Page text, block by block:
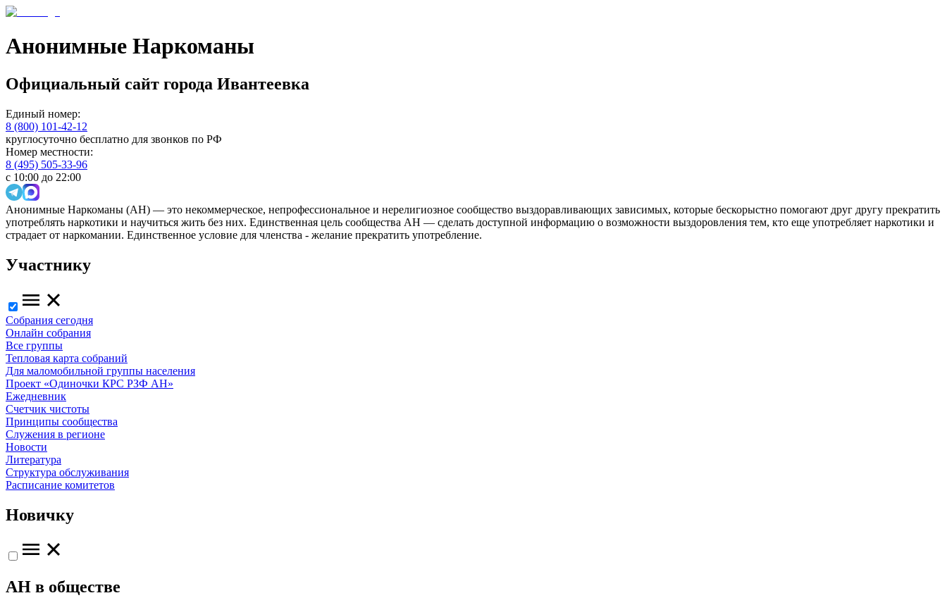
Анонимные Наркоманы
Официальный сайт города Ивантеевка
Единый номер:
8 (800) 101-42-12
круглосуточно бесплатно для звонков по РФ
Номер местности:
8 (495) 505-33-96
с 10:00 до 22:00
Анонимные Наркоманы (АН) — это некоммерческое, непрофессиональное и нерелигиозное сообщество выздоравливающих зависимых, которые бескорыстно помогают друг другу прекратить
употреблять наркотики и научиться жить без них. Единственная цель сообщества АН — сделать доступной информацию о возможности выздоровления тем, кто еще употребляет наркотики и
страдает от наркомании. Единственное условие для членства - желание прекратить употребление.
Участнику
Собрания сегодня
Онлайн собрания
Все группы
Тепловая карта собраний
Для маломобильной группы населения
Проект «Одиночки КРС РЗФ АН»
Ежедневник
Счетчик чистоты
Принципы сообщества
Служения в регионе
Новости
Литература
Структура обслуживания
Расписание комитетов
Новичку
АН в обществе